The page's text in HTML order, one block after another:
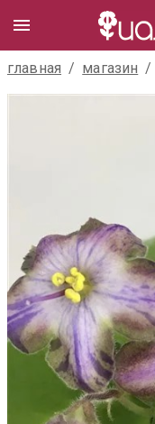
главная / магазин /